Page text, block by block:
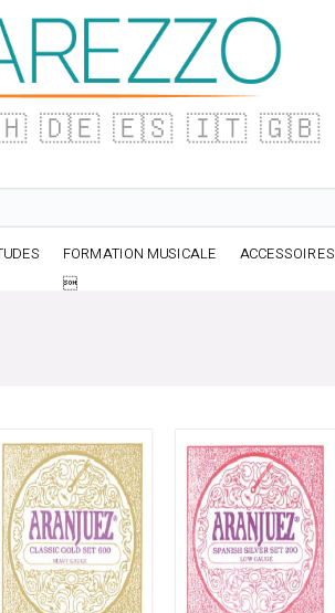
🇩🇪 🇪🇸 🇮🇹 🇬🇧
FORMATION MUSICALE ACCESSOIRES
